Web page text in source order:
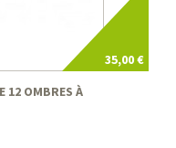
35,00 €
12 OMBRES À